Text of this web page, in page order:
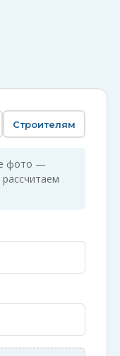
Строителям
фото —